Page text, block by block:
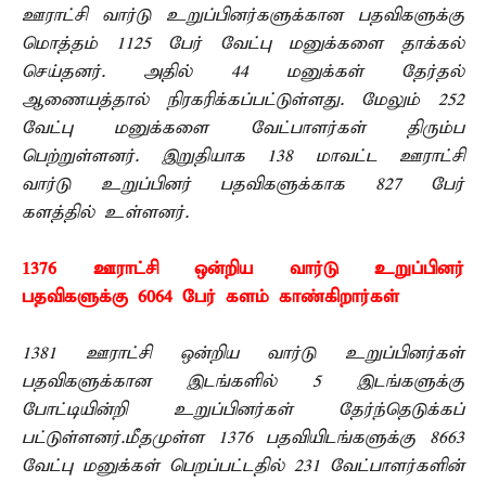
ஊராட்சி வார்டு உறுப்பினர்களுக்கான பதவிகளுக்கு
மொத்தம் 1125 பேர் வேட்பு மனுக்களை தாக்கல்
செய்தனர். அதில் 44 மனுக்கள் தேர்தல்
ஆணையத்தால் நிரகரிக்கப்பட்டுள்ளது. மேலும் 252
வேட்பு மனுக்களை வேட்பாளர்கள் திரும்ப
பெற்றுள்ளனர். இறுதியாக 138 மாவட்ட ஊராட்சி
வார்டு உறுப்பினர் பதவிகளுக்காக 827 பேர்
களத்தில் உள்ளனர்.
1376 ஊராட்சி ஒன்றிய வார்டு உறுப்பினர்
பதவிகளுக்கு 6064 பேர் களம் காண்கிறார்கள்
1381 ஊராட்சி ஒன்றிய வார்டு உறுப்பினர்கள்
பதவிகளுக்கான இடங்களில் 5 இடங்களுக்கு
போட்டியின்றி உறுப்பினர்கள் தேர்ந்தெடுக்கப்
பட்டுள்ளனர்.மீதமுள்ள 1376 பதவியிடங்களுக்கு 8663
வேட்பு மனுக்கள் பெறப்பட்டதில் 231 வேட்பாளர்களின்